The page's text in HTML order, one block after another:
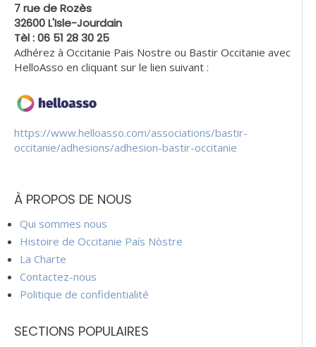
7 rue de Rozès
32600 L'Isle-Jourdain
Tèl : 06 51 28 30 25
Adhérez à Occitanie Pais Nostre ou Bastir Occitanie avec
HelloAsso en cliquant sur le lien suivant :
https://www.helloasso.com/associations/bastir-
occitanie/adhesions/adhesion-bastir-occitanie
À PROPOS DE NOUS
Qui sommes nous
Histoire de Occitanie País Nòstre
La Charte
Contactez-nous
Politique de confidentialité
SECTIONS POPULAIRES